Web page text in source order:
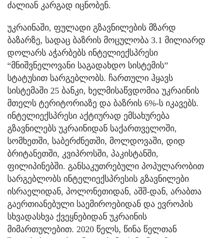
ძალიან კარგად იცნობენ.
უკრაინაში, ფულადი გზავნილების მზარდ
ბაზარზე, სადაც ბაზრის მოცულობა 3.1 მილიარდ
დოლარს აჭარბებს ინტელიექსპრესი
“მნიშვნელოვანი საგადახდო სისტემის”
სტატუსით სარგებლობს. ჩართული ჰყავს
სისტემაში 25 ბანკი, ხელმისაწვდომია უკრაინის
მთელს ტერიტორიაზე და ბაზრის 6%-ს იკავებს.
ინტელიექსპრესი აქტიურად ემსახურება
გზავნილებს უკრაინიდან საქართველოში,
სომხეთში, საბერძნეთში, მოლდოვაში, დიდ
ბრიტანეთში, კვიპროსში, პაკისტანში,
ფილიპინებში. განსაკუთრებული პოპულარობით
სარგებლობს ინტელიექსპრესის გზავნილები
ისრაელიდან, პოლონეთიდან, აშშ-დან, არაბთა
გაერთიანებული საემიროებიდან და ევროპის
სხვადასხვა ქვეყნებიდან უკრაინის
მიმართულებით. 2020 წელს, წინა წელთან